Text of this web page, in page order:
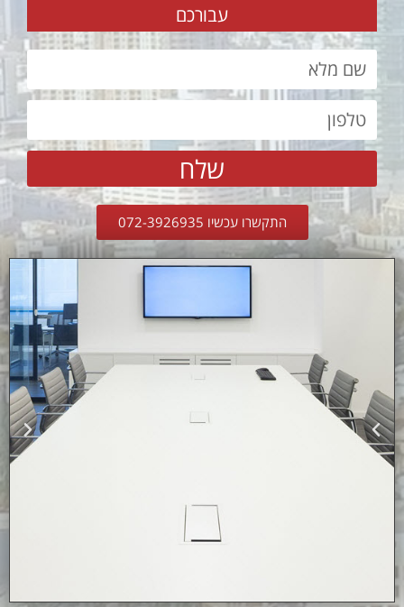
עבורכם
שלח
התקשרו עכשיו 072-3926935